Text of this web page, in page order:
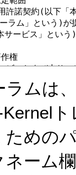
ラムは
ための
ネーム